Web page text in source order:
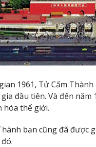
1961, Tử Cấm
đầu tiên. Và đến
hóa thế giới.
bạn cũng đã